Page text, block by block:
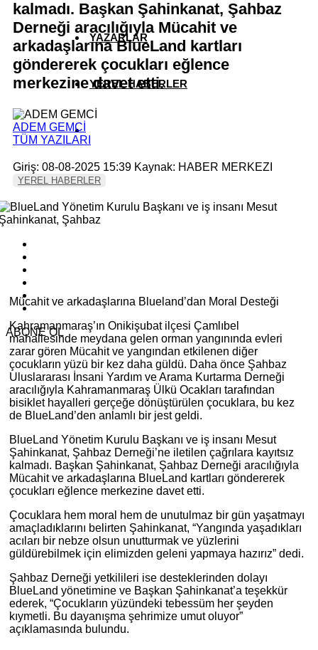
YAZARLAR
YEREL HABERLER
kalmadı. Başkan Şahinkanat, Şahbaz
Derneği aracılığıyla Mücahit ve
arkadaşlarına BlueLand kartları
göndererek çocukları eğlence
merkezine davet etti.
ADEM GEMCİ
TÜM YAZILARI
Giriş: 08-08-2025 15:39 Kaynak: HABER MERKEZI
YEREL HABERLER
ABONE OL
Mücahit ve arkadaşlarına Blueland’dan Moral Desteği
Kahramanmaraş’ın Onikişubat ilçesi Çamlıbel
mahallesinde meydana gelen orman yangınında evleri
zarar gören Mücahit ve yangından etkilenen diğer
çocukların yüzü bir kez daha güldü. Daha önce Şahbaz
Uluslararası İnsani Yardım ve Arama Kurtarma Derneği
aracılığıyla Kahramanmaraş Ülkü Ocakları tarafından
bisiklet hayalleri gerçeğe dönüştürülen çocuklara, bu kez
de BlueLand’den anlamlı bir jest geldi.
BlueLand Yönetim Kurulu Başkanı ve iş insanı Mesut
Şahinkanat, Şahbaz Derneği’ne iletilen çağrılara kayıtsız
kalmadı. Başkan Şahinkanat, Şahbaz Derneği aracılığıyla
Mücahit ve arkadaşlarına BlueLand kartları göndererek
çocukları eğlence merkezine davet etti.
Çocuklara hem moral hem de unutulmaz bir gün yaşatmayı
amaçladıklarını belirten Şahinkanat, “Yangında yaşadıkları
acıları bir nebze olsun unutturmak ve yüzlerini
güldürebilmek için elimizden geleni yapmaya hazırız” dedi.
Şahbaz Derneği yetkilileri ise desteklerinden dolayı
BlueLand yönetimine ve Başkan Şahinkanat’a teşekkür
ederek, “Çocukların yüzündeki tebessüm her şeyden
kıymetli. Bu dayanışma şehrimize umut oluyor”
açıklamasında bulundu.